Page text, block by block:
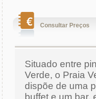
Consultar Preços
Situado entre
Verde, o Praia
dispõe de uma
buffet e um bar,